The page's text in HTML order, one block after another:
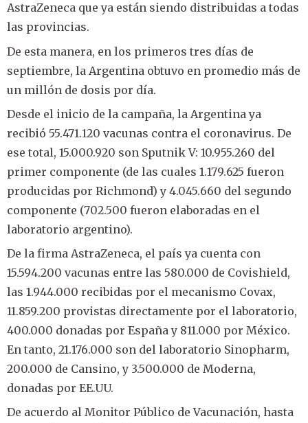
AstraZeneca que ya están siendo distribuidas a todas
las provincias.
De esta manera, en los primeros tres días de
septiembre, la Argentina obtuvo en promedio más de
un millón de dosis por día.
Desde el inicio de la campaña, la Argentina ya
recibió 55.471.120 vacunas contra el coronavirus. De
ese total, 15.000.920 son Sputnik V: 10.955.260 del
primer componente (de las cuales 1.179.625 fueron
producidas por Richmond) y 4.045.660 del segundo
componente (702.500 fueron elaboradas en el
laboratorio argentino).
De la firma AstraZeneca, el país ya cuenta con
15.594.200 vacunas entre las 580.000 de Covishield,
las 1.944.000 recibidas por el mecanismo Covax,
11.859.200 provistas directamente por el laboratorio,
400.000 donadas por España y 811.000 por México.
En tanto, 21.176.000 son del laboratorio Sinopharm,
200.000 de Cansino, y 3.500.000 de Moderna,
donadas por EE.UU.
De acuerdo al Monitor Público de Vacunación, hasta